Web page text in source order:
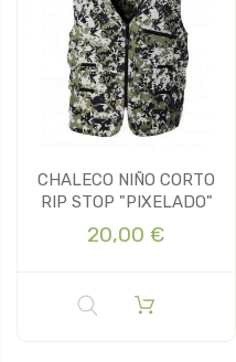
CHALECO NIÑO CORTO
RIP STOP "PIXELADO"
20,00 €